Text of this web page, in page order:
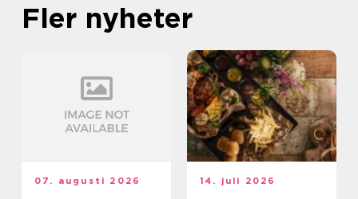
Fler nyheter
07. augusti 2026 14. juli 2026